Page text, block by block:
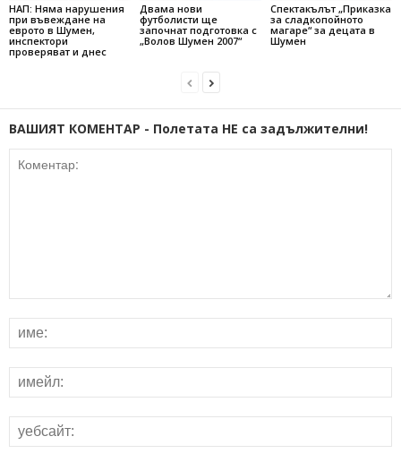
НАП: Няма нарушения
при въвеждане на
еврото в Шумен,
инспектори
проверяват и днес
Двама нови
футболисти ще
започнат подготовка с
„Волов Шумен 2007“
Спектакълът „Приказка
за сладкопойното
магаре“ за децата в
Шумен
ВАШИЯТ КОМЕНТАР - Полетата НЕ са задължителни!